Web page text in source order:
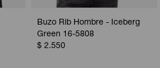
Buzo Rib Hombre - Iceberg
Green 16-5808
$ 2.550